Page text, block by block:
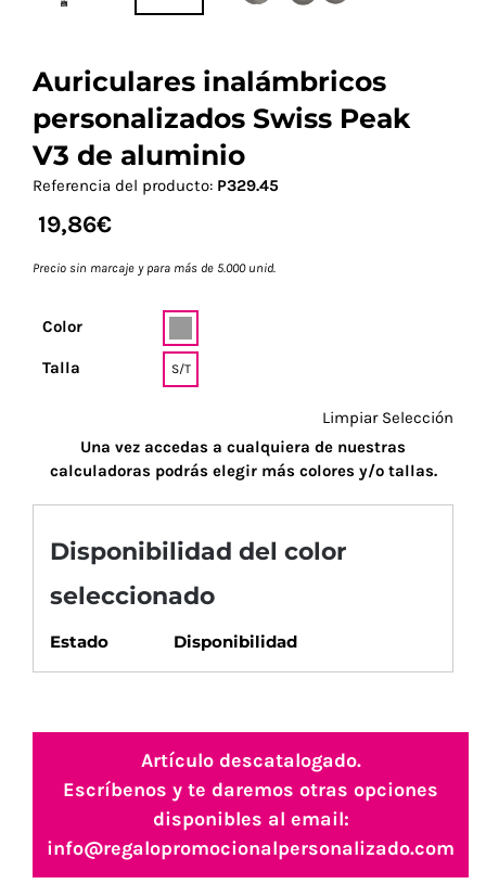
Auriculares inalámbricos
personalizados Swiss Peak
V3 de aluminio
Referencia del producto: P329.45
19,86€
Precio sin marcaje y para más de 5.000 unid.
Color
Talla S/T
Limpiar Selección
Una vez accedas a cualquiera de nuestras
calculadoras podrás elegir más colores y/o tallas.
Disponibilidad del color
seleccionado
Estado Disponibilidad
Artículo descatalogado.
Escríbenos y te daremos otras opciones
disponibles al email:
info@regalopromocionalpersonalizado.com